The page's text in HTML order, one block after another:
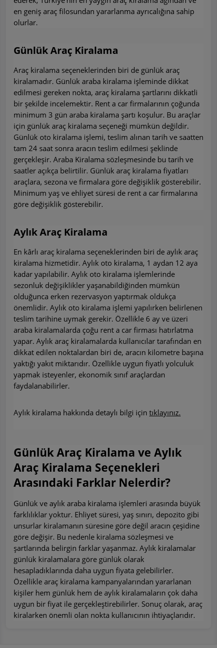
en geniş araç filosundan yararlanma ayrıcalığına sahip
olurlar.
Günlük Araç Kiralama
Araç kiralama seçeneklerinden biri de günlük araç
kiralamadır. Günlük araba kiralama işleminde dikkat
edilmesi gereken nokta, araç kiralama şartlarını dikkatli
bir şekilde incelemektir. Rent a car firmalarının çoğunda
minimum 3 gün araba kiralama şartı koşulur. Bu araçlar
için günlük araç kiralama seçeneği mümkün değildir.
Günlük oto kiralama işlemi, teslim alınan tarih ve saatten
tam 24 saat sonra aracın teslim edilmesi şeklinde
gerçekleşir. Araba Kiralama sözleşmesinde bu tarih ve
saatler açıkça belirtilir. Günlük araç kiralama fiyatları
araçlara, sezona ve firmalara göre değişiklik gösterebilir.
Minimum yaş ve ehliyet süresi de rent a car firmalarına
göre değişiklik gösterebilir.
Aylık Araç Kiralama
En kârlı araç kiralama seçeneklerinden biri de aylık araç
kiralama hizmetidir. Aylık oto kiralama, 1 aydan 12 aya
kadar yapılabilir. Aylık oto kiralama işlemlerinde
sezonluk değişiklikler yaşanabildiğinden mümkün
olduğunca erken rezervasyon yaptırmak oldukça
önemlidir. Aylık oto kiralama işlemi yapılırken belirlenen
teslim tarihine uymak gerekir. Özellikle 6 ay ve üzeri
araba kiralamalarda çoğu rent a car firması hatırlatma
yapar. Aylık araç kiralamalarda kullanıcılar tarafından en
dikkat edilen noktalardan biri de, aracın kilometre başına
yaktığı yakıt miktarıdır. Özellikle uygun fiyatlı yolculuk
yapmak isteyenler, ekonomik sınıf araçlardan
faydalanabilirler.
Aylık kiralama hakkında detaylı bilgi için tıklayınız.
Günlük Araç Kiralama ve Aylık
Araç Kiralama Seçenekleri
Arasındaki Farklar Nelerdir?
Günlük ve aylık araba kiralama işlemleri arasında büyük
farklılıklar yoktur. Ehliyet süresi, yaş sınırı, depozito gibi
unsurlar kiralamanın süresine göre değil aracın çeşidine
göre değişir. Bu nedenle kiralama sözleşmesi ve
şartlarında belirgin farklar yaşanmaz. Aylık kiralamalar
günlük kiralamalara göre günlük olarak
hesapladıklarında daha uygun fiyata gelebilirler.
Özellikle araç kiralama kampanyalarından yararlanan
kişiler hem günlük hem de aylık kiralamaların çok daha
uygun bir fiyat ile gerçekleştirebilirler. Sonuç olarak, araç
kiralarken önemli olan nokta kullanıcının ihtiyaçlarıdır.